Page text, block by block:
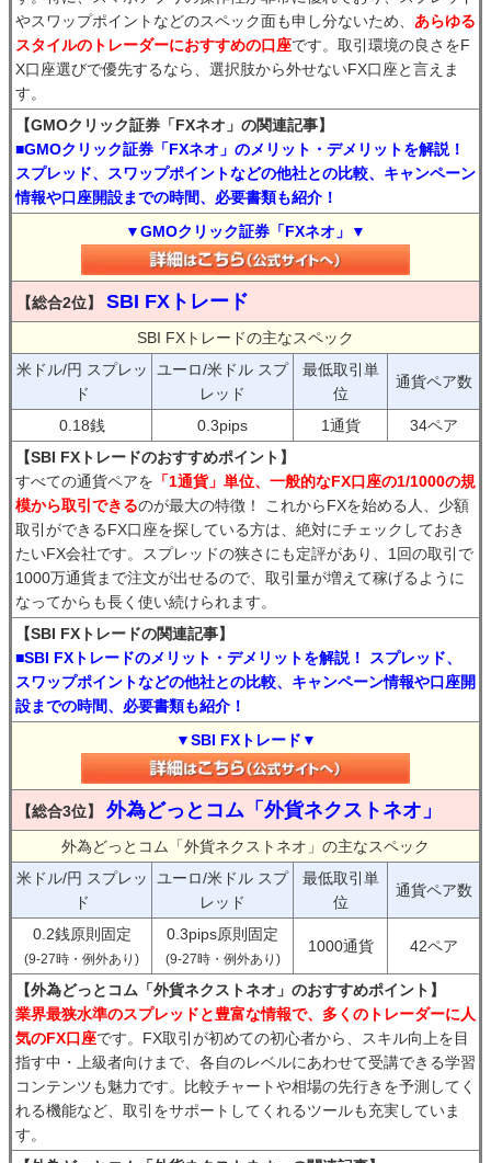
やスワップポイントなどのスペック面も申し分ないため、 あらゆる
スタイルのトレーダーにおすすめの口座です。取引環境の良さをF
X口座選びで優先するなら、選択肢から外せないFX口座と言えま
す。
【GMOクリック証券「FXネオ」の関連記事】
■GMOクリック証券「FXネオ」のメリット・デメリットを解説！
スプレッド、スワップポイントなどの他社との比較、キャンペーン
情報や口座開設までの時間、必要書類も紹介！
▼GMOクリック証券「FXネオ」▼
【総合2位】 SBI FXトレード
SBI FXトレードの主なスペック
米ドル/円 スプレッ
ド
ユーロ/米ドル スプ
レッド
最低取引単
位
通貨ペア数
0.18銭 0.3pips 1通貨
34ペア
【SBI FXトレードのおすすめポイント】
すべての通貨ペアを 「1通貨」単位、一般的なFX口座の1/1000の規
模から取引できるのが最大の特徴！ これからFXを始める人、少額
取引ができるFX口座を探している方は、絶対にチェックしておき
たいFX会社です。スプレッドの狭さにも定評があり、1回の取引で
1000万通貨まで注文が出せるので、取引量が増えて稼げるように
なってからも長く使い続けられます。
【SBI FXトレードの関連記事】
■SBI FXトレードのメリット・デメリットを解説！ スプレッド、
スワップポイントなどの他社との比較、キャンペーン情報や口座開
設までの時間、必要書類も紹介！
▼SBI FXトレード▼
【総合3位】 外為どっとコム「外貨ネクストネオ」
外為どっとコム「外貨ネクストネオ」の主なスペック
米ドル/円 スプレッ
ド
ユーロ/米ドル スプ
レッド
最低取引単
位
通貨ペア数
0.2銭原則固定
(9-27時・例外あり)
0.3pips原則固定
(9-27時・例外あり)
1000通貨 42ペア
【外為どっとコム「外貨ネクストネオ」のおすすめポイント】
業界最狭水準のスプレッドと豊富な情報で、多くのトレーダーに人
気のFX口座です。FX取引が初めての初心者から、スキル向上を目
指す中・上級者向けまで、各自のレベルにあわせて受講できる学習
コンテンツも魅力です。比較チャートや相場の先行きを予測してく
れる機能など、取引をサポートしてくれるツールも充実していま
す。